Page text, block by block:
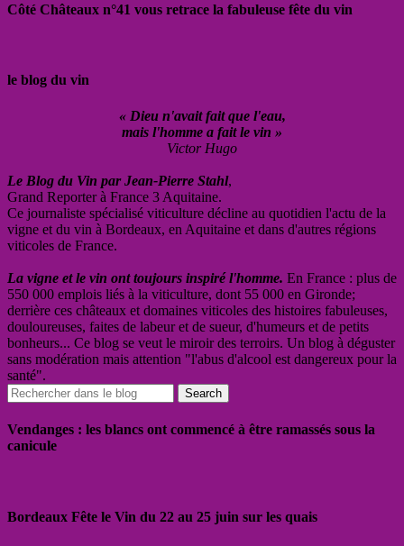
Côté Châteaux n°41 vous retrace la fabuleuse fête du vin
le blog du vin
« Dieu n'avait fait que l'eau,
mais l'homme a fait le vin »
Victor Hugo
Le Blog du Vin par Jean-Pierre Stahl,
Grand Reporter à France 3 Aquitaine.
Ce journaliste spécialisé viticulture décline au quotidien l'actu de la
vigne et du vin à Bordeaux, en Aquitaine et dans d'autres régions
viticoles de France.
La vigne et le vin ont toujours inspiré l'homme. En France : plus de
550 000 emplois liés à la viticulture, dont 55 000 en Gironde;
derrière ces châteaux et domaines viticoles des histoires fabuleuses,
douloureuses, faites de labeur et de sueur, d'humeurs et de petits
bonheurs... Ce blog se veut le miroir des terroirs. Un blog à déguster
sans modération mais attention "l'abus d'alcool est dangereux pour la
santé".
Vendanges : les blancs ont commencé à être ramassés sous la
canicule
Bordeaux Fête le Vin du 22 au 25 juin sur les quais